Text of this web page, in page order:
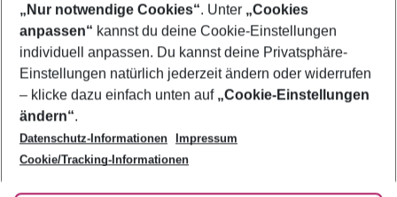
Footer
Footer navigation
Über uns
AGB
Bestpreisgarantie
Cookie-Einstellungen ändern
Cookie-Richtlinie
Agenturbetreuung
Barrierefreies Reisen
Folge uns
„Nur notwendige Cookies“. Unter „Cookies
anpassen“ kannst du deine Cookie-Einstellungen
individuell anpassen. Du kannst deine Privatsphäre-
Einstellungen natürlich jederzeit ändern oder widerrufen
– klicke dazu einfach unten auf „Cookie-Einstellungen
ändern“.
Datenschutz-Informationen
Impressum
Cookie/Tracking-Informationen